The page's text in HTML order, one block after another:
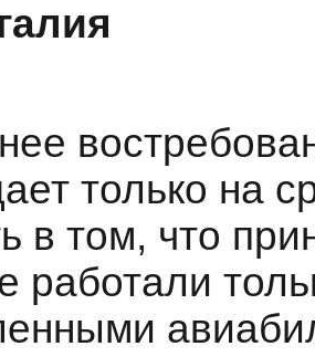
только на
в том, что
работали